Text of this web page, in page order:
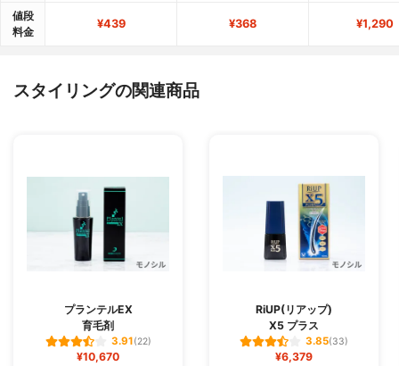
値段
料金
¥439 ¥368 ¥1,290
スタイリングの関連商品
プランテルEX
育毛剤
3.91(22)
¥10,670
RiUP(リアップ)
X5 プラス
3.85(33)
¥6,379